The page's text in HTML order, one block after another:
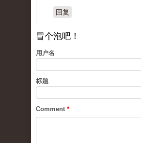
回复
冒个泡吧！
用户名
标题
Comment *